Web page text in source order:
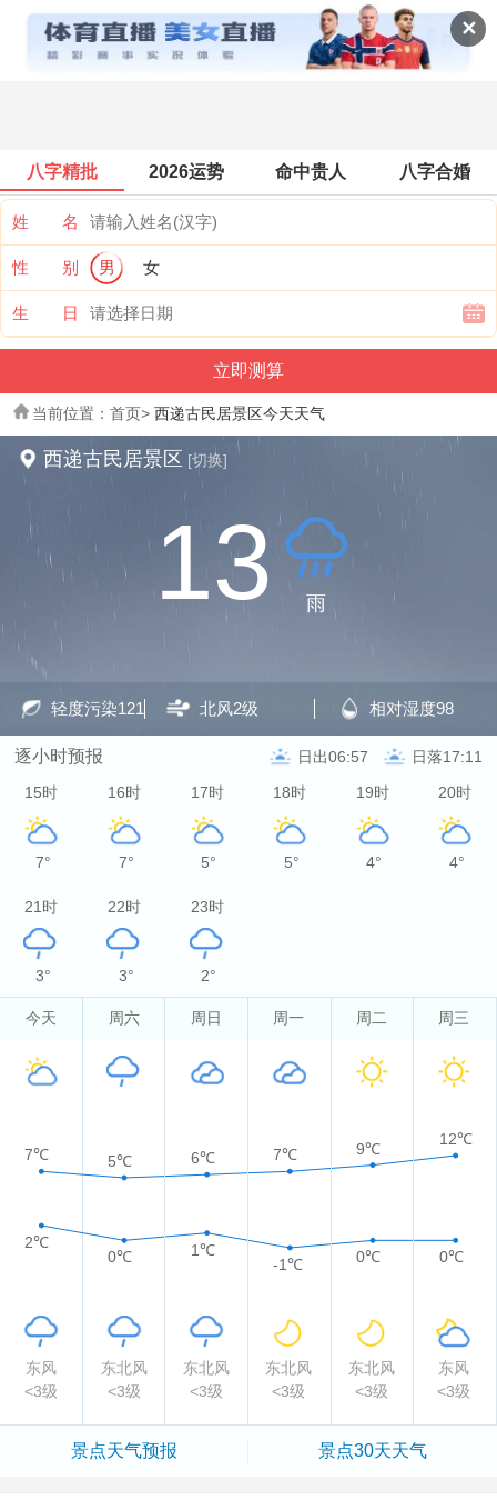
✕
景点天气
八字精批 2026运势 命中贵人 八字合婚
姓 名
性 别 男 女
生 日
当前位置： 首页> 西递古民居景区今天天气
西递古民居景区 [切换]
13 雨
轻度污染121 北风2级 相对湿度98
逐小时预报 日出06:57 日落17:11
15时
7°
16时
7°
17时
5°
18时
5°
19时
4°
20时
4°
21时
3°
22时
3°
23时
2°
今天 周六 周日 周一 周二 周三
7℃ 5℃ 6℃ 7℃ 9℃
12℃
2℃
0℃ 1℃
-1℃ 0℃ 0℃
东风 东北风 东北风 东北风 东北风
东风
<3级
<3级 <3级 <3级 <3级 <3级
景点天气预报 景点30天天气